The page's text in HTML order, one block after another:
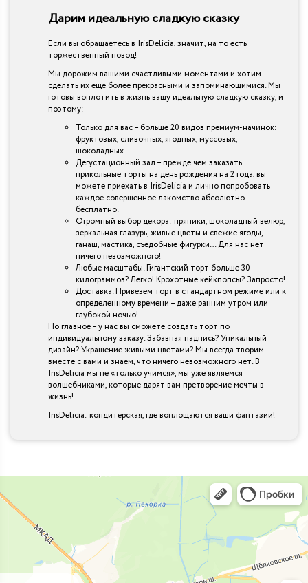
Дарим идеальную сладкую сказку
Если вы обращаетесь в IrisDelicia, значит, на то есть
торжественный повод!
Мы дорожим вашими счастливыми моментами и хотим
сделать их еще более прекрасными и запоминающимися. Мы
готовы воплотить в жизнь вашу идеальную сладкую сказку, и
поэтому:
Только для вас – больше 20 видов премиум-начинок:
фруктовых, сливочных, ягодных, муссовых,
шоколадных…
Дегустационный зал – прежде чем заказать
прикольные торты на день рождения на 2 года, вы
можете приехать в IrisDelicia и лично попробовать
каждое совершенное лакомство абсолютно
бесплатно.
Огромный выбор декора: пряники, шоколадный велюр,
зеркальная глазурь, живые цветы и свежие ягоды,
ганаш, мастика, съедобные фигурки… Для нас нет
ничего невозможного!
Любые масштабы. Гигантский торт больше 30
килограммов? Легко! Крохотные кейкпопсы? Запросто!
Доставка. Привезем торт в стандартном режиме или к
определенному времени – даже ранним утром или
глубокой ночью!
Но главное – у нас вы сможете создать торт по
индивидуальному заказу. Забавная надпись? Уникальный
дизайн? Украшение живыми цветами? Мы всегда творим
вместе с вами и знаем, что ничего невозможного нет. В
IrisDelicia мы не «только учимся», мы уже являемся
волшебниками, которые дарят вам претворение мечты в
жизнь!
IrisDelicia: кондитерская, где воплощаются ваши фантазии!